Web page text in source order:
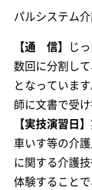
パルシステム
【通 信】
じ
数回に分割し
となっていま
師に文書で受
【実技演習日】
車いす等の介
に関する介護
体験すること